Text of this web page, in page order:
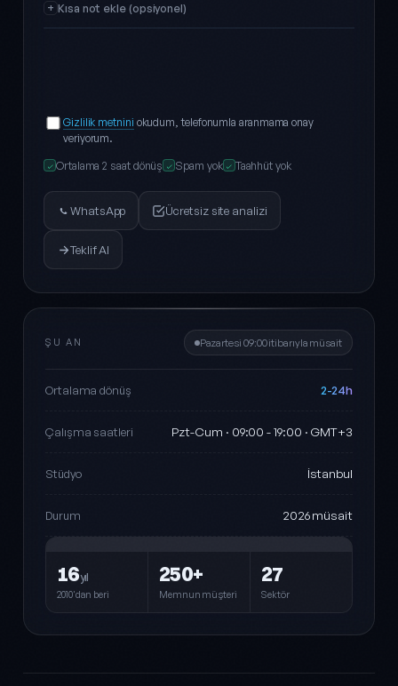
Kısa not ekle (opsiyonel)
Gizlilik metnini okudum, telefonumla aranmama onay
veriyorum.
✓ Ortalama 2 saat dönüş ✓ Spam yok ✓ Taahhüt yok
WhatsApp Ücretsiz site analizi
Teklif Al
ŞU AN Pazartesi 09:00 itibarıyla müsait
Ortalama dönüş 2-24h
Çalışma saatleri Pzt-Cum · 09:00 - 19:00 · GMT+3
Stüdyo İstanbul
Durum 2026 müsait
16yıl
2010'dan beri
250+
Memnun müşteri
27
Sektör